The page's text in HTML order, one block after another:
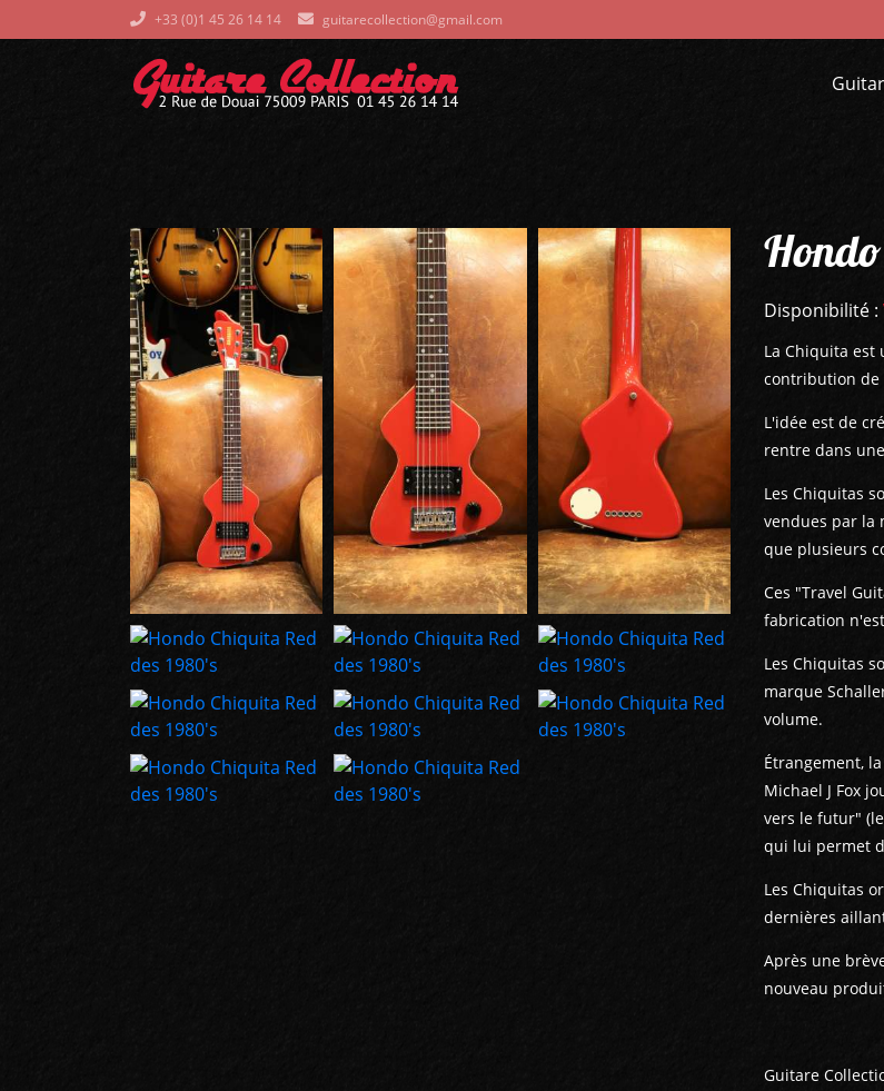
+33 (0)1 45 26 14 14 guitarecollection@gmail.com
Disponibilité :
La Chiquita est
contribution de
L'idée est de
rentre dans
Les Chiquitas
vendues par la
que plusieurs
Ces "Travel
fabrication
Les Chiquitas
marque
volume.
Étrangement,
Michael J Fox
vers le futur"
qui lui permet
Les Chiquitas
dernières
Après une
nouveau
Guitare